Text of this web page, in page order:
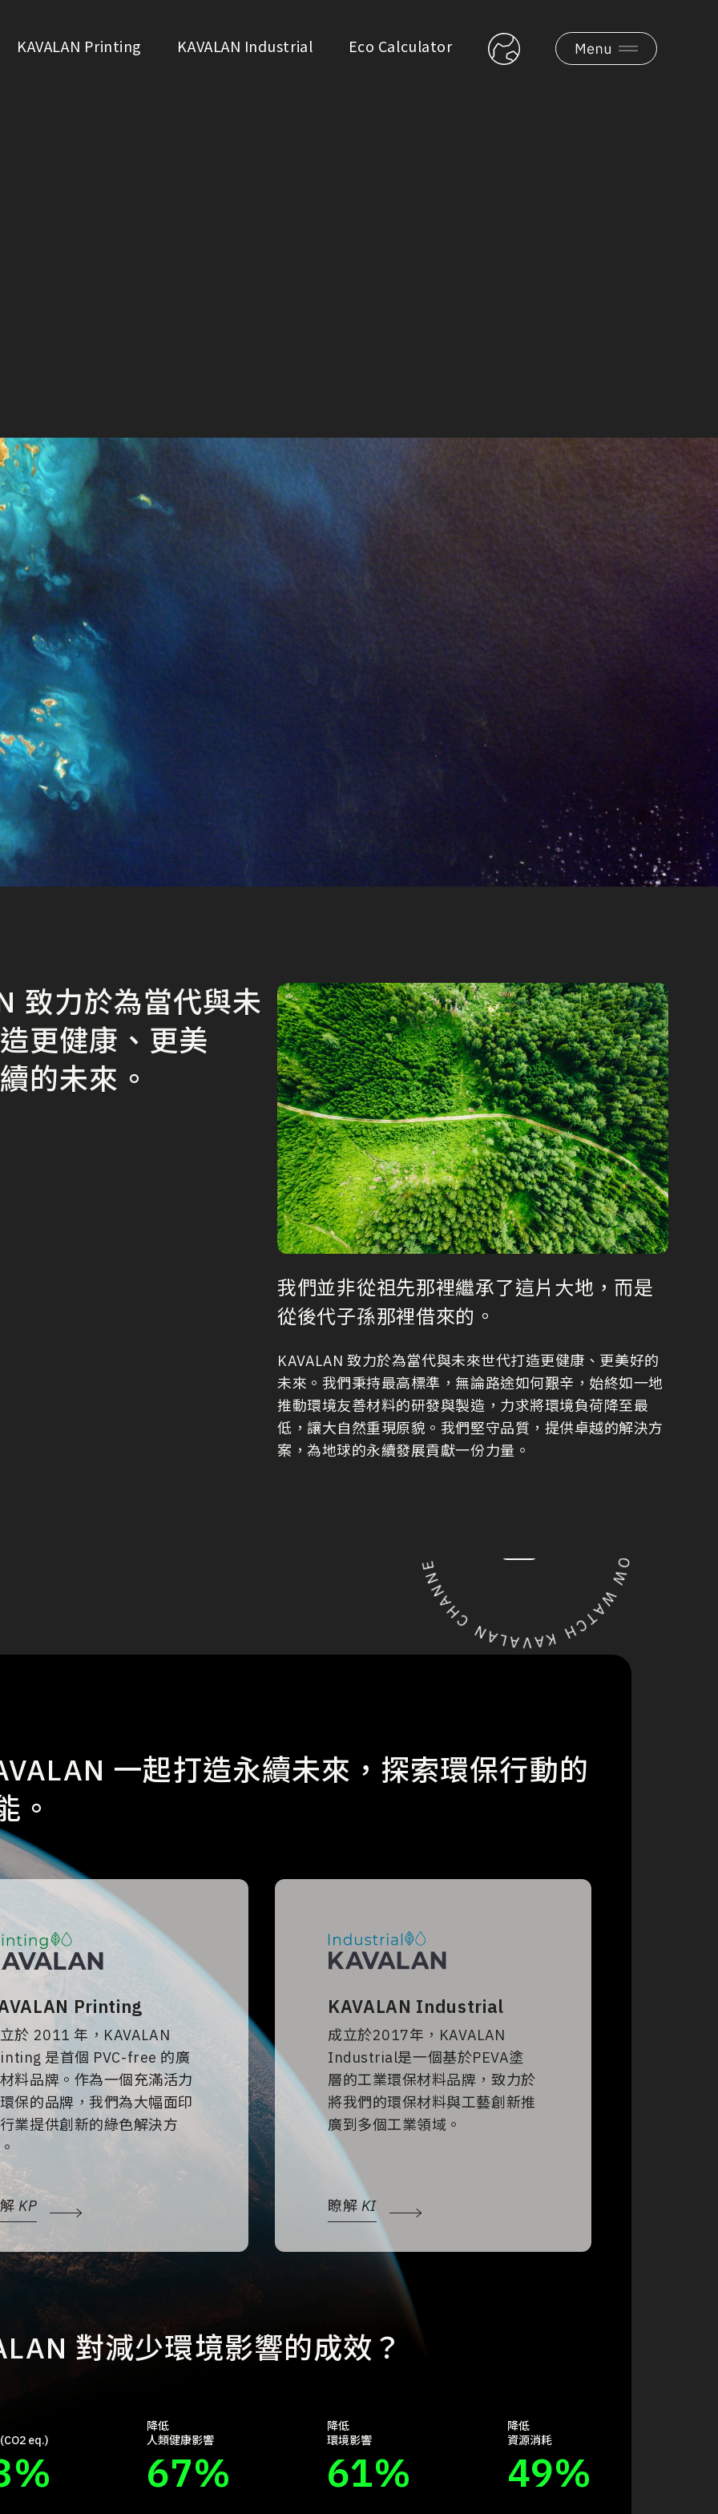
KAVALAN Printing KAVALAN Industrial Eco Calculator
致力於為當代與未
更健康、更美
的未來。
我們並非從祖先那裡繼承了這片大地，而是
從後代子孫那裡借來的。
KAVALAN 致力於為當代與未來世代打造更健康、更美好的
未來。我們秉持最高標準，無論路途如何艱辛，始終如一地
推動環境友善材料的研發與製造，力求將環境負荷降至最
低，讓大自然重現原貌。我們堅守品質，提供卓越的解決方
案，為地球的永續發展貢獻一份力量。
一起打造永續未來，探索環保行動的
。
Printing
於 2011 年，KAVALAN
是首個 PVC-free 的廣
料品牌。作為一個充滿活力
保的品牌，我們為大幅面印
業提供創新的綠色解決方
KP
KAVALAN Industrial
成立於2017年，KAVALAN
Industrial是一個基於PEVA塗
層的工業環保材料品牌，致力於
將我們的環保材料與工藝創新推
廣到多個工業領域。
瞭解 KI
對減少環境影響的成效？
eq.)
%
降低
人類健康影響
67%
降低
環境影響
61%
降低
資源消耗
49%